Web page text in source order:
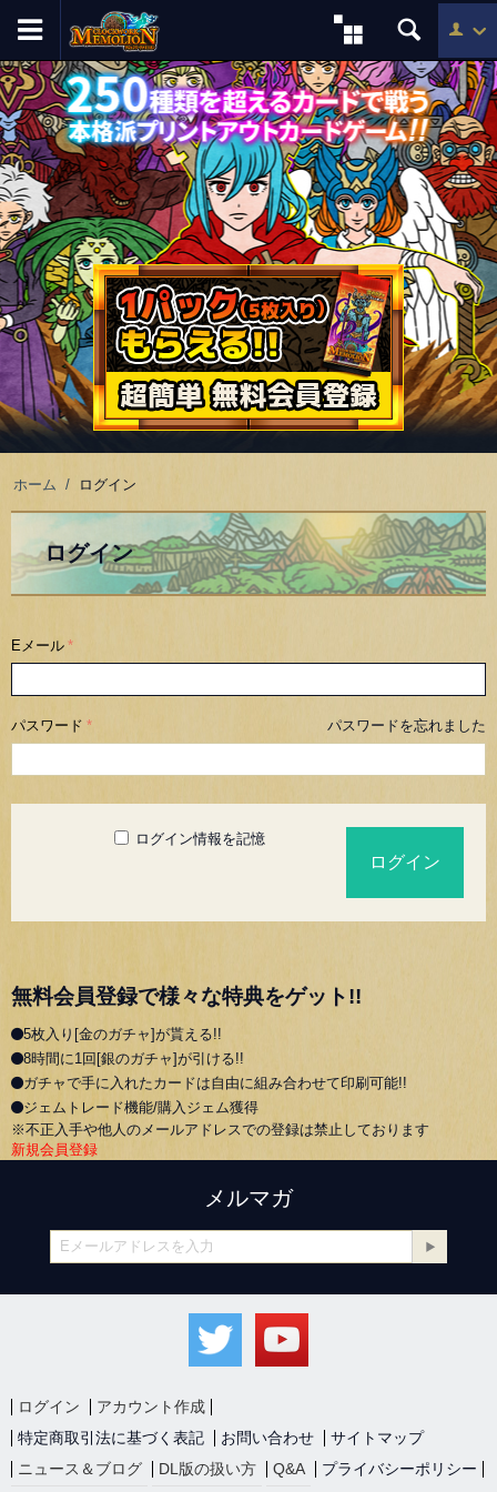
ホーム / ログイン
ログイン
Eメール
パスワード パスワードを忘れました
ログイン
ログイン情報を記憶
無料会員登録で様々な特典をゲット!!
5枚入り[金のガチャ]が貰える!!
8時間に1回[銀のガチャ]が引ける!!
ガチャで手に入れたカードは自由に組み合わせて印刷可能!!
ジェムトレード機能/購入ジェム獲得
※不正入手や他人のメールアドレスでの登録は禁止しております
新規会員登録
メルマガ
ログイン
アカウント作成
特定商取引法に基づく表記
お問い合わせ
サイトマップ
ニュース＆ブログ
DL版の扱い方 Q&A プライバシーポリシー